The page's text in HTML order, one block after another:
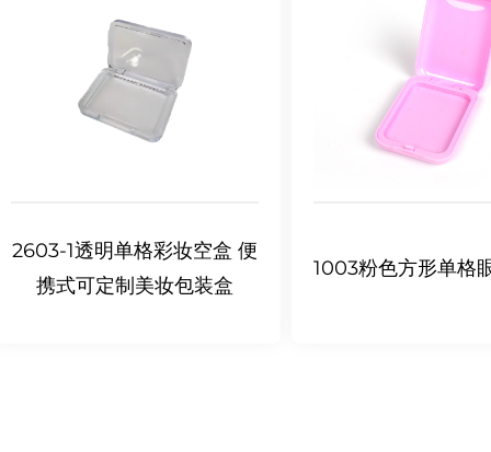
2603-1透明单格彩妆空盒 便
携式可定制美妆包装盒
1003粉色方形单格